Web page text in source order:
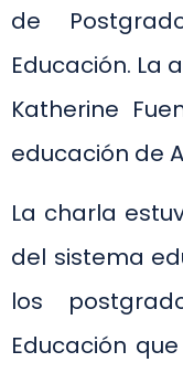
de
Educación. La
Katherine
educación de
La charla
del sistema
los
Educación